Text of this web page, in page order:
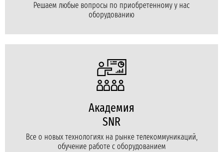
Решаем любые вопросы по приобретенному у нас
оборудованию
Академия
SNR
Все о новых технологиях на рынке телекоммуникаций,
обучение работе с оборудованием